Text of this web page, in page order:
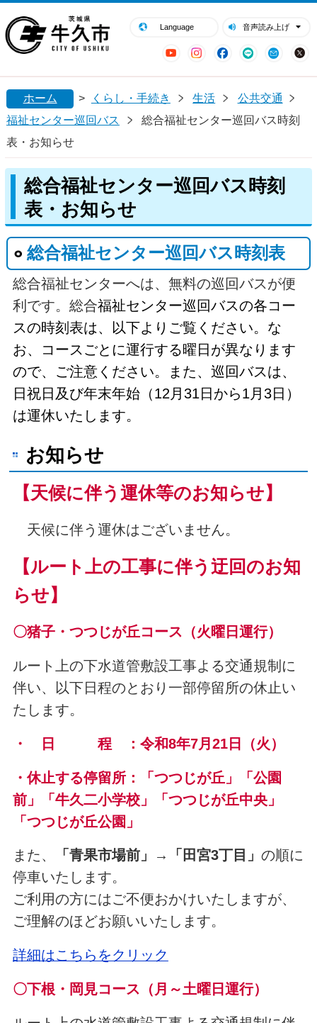
Language 音声読み上げ
YouTubeInstagram
Facebook
LINE Mail
閉じる
ホーム > くらし・手続き 生活
公共交通
福祉センター巡回バス
総合福祉センター巡回バス時刻
表・お知らせ
総合福祉センター巡回バス時刻
表・お知らせ
総合福祉センター巡回バス時刻表
総合福祉センターへは、無料の巡回バスが便
利です。総合福祉センター巡回バスの各コー
スの時刻表は、以下よりご覧ください。な
お、
コースごとに運行する曜日が異なります
ので、ご注意ください。また、巡回バスは、
日祝日及び年末年始（12月31日から1月3日）
は運休いたします。
お知らせ
【天候に伴う運休等のお知らせ】
天候に伴う運休はございません。
【ルート上の工事に伴う迂回のお知
らせ】
〇猪子・つつじが丘コース（火曜日運行）
ルート上の下水道管敷設工事よる交通規制に
伴い、以下日程のとおり一部停留所の休止い
たします。
・ 日 程 ：令和8年7月21日（火）
・休止する停留所：「つつじが丘」「公園
前」「牛久二小学校」「つつじが丘中央」
「つつじが丘公園」
また、 「青果市場前」→「田宮3丁目」 の順に
停車いたします。
ご利用の方にはご不便おかけいたしますが、
ご理解のほどお願いいたします。
詳細はこちらをクリック
〇下根・岡見コース（月～土曜日運行）